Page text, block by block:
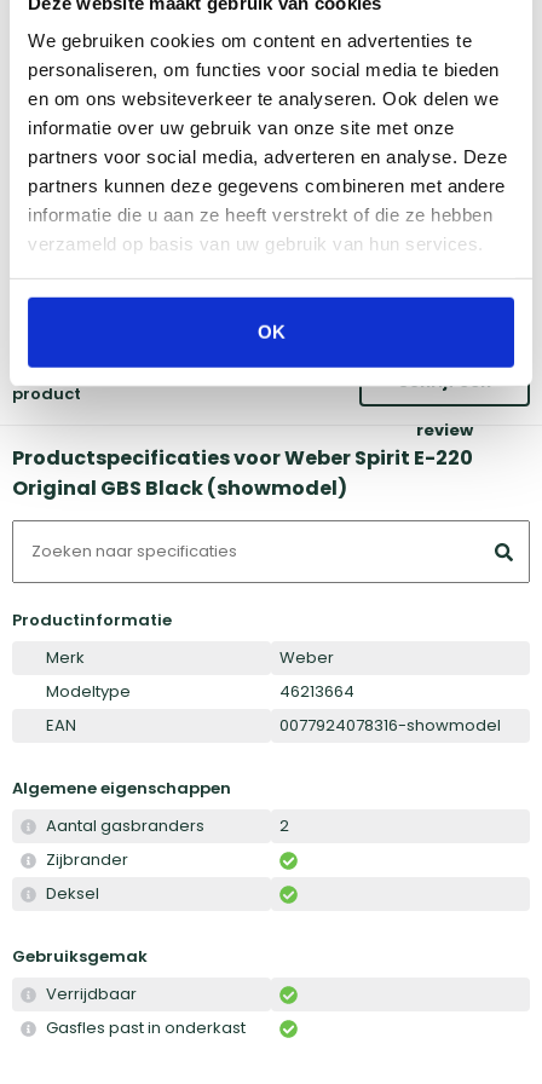
We gebruiken cookies om content en advertenties te
personaliseren, om functies voor social media te bieden
en om ons websiteverkeer te analyseren. Ook delen we
informatie over uw gebruik van onze site met onze
partners voor social media, adverteren en analyse. Deze
partners kunnen deze gegevens combineren met andere
informatie die u aan ze heeft verstrekt of die ze hebben
verzameld op basis van uw gebruik van hun services.
OK
Amsterdam
Den Bosch
Doetinchem
Duiven
Eindhoven
Naarden
Utrecht
Vind onze winkels
Er zijn nog geen reviews voor dit
product
Schrijf een
review
Productspecificaties voor Weber Spirit E-220
Original GBS Black (showmodel)
Productinformatie
Merk
Weber
Modeltype
46213664
EAN
0077924078316-showmodel
Algemene eigenschappen
Aantal gasbranders
2
Zijbrander
Deksel
Gebruiksgemak
Verrijdbaar
Gasfles past in onderkast